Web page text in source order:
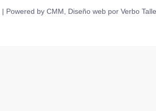
Powered by CMM, Diseño web por Verbo